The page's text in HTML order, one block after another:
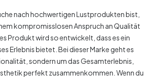
nach hochwertigen Lustprodukten bist,
kompromisslosen Anspruch an Qualität
Produkt wird so entwickelt, dass es ein
Erlebnis bietet. Bei dieser Marke geht es
sondern um das Gesamterlebnis,
perfekt zusammenkommen. Wenn du